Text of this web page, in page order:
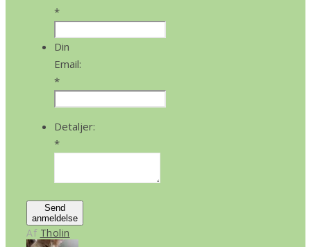
*
Din
Email:
*
Detaljer:
*
Send
anmeldelse
Af Tholin